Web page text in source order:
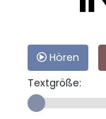
Hören
Textgröße: